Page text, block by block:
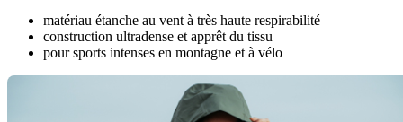
matériau étanche au vent à très haute respirabilité
construction ultradense et apprêt du tissu
pour sports intenses en montagne et à vélo